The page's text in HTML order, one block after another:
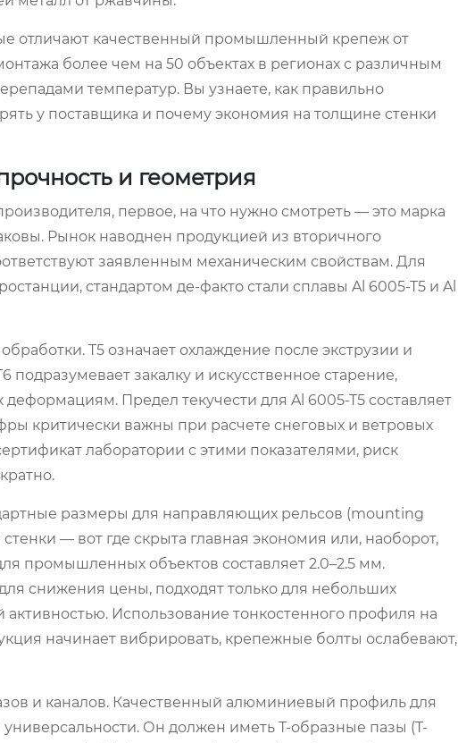
отличают качественный промышленный крепеж от
более чем на 50 объектах в регионах с различным
температур. Вы узнаете, как правильно
у поставщика и почему экономия на толщине стенки
и геометрия
первое, на что нужно смотреть — это марка
Рынок наводнен продукцией из вторичного
заявленным механическим свойствам. Для
стандартом де-факто стали сплавы Al 6005-T5 и Al
T5 означает охлаждение после экструзии и
подразумевает закалку и искусственное старение,
Предел текучести для Al 6005-T5 составляет
критически важны при расчете снеговых и ветровых
лаборатории с этими показателями, риск
размеры для направляющих рельсов (mounting
— вот где скрыта главная экономия или, наоборот,
промышленных объектов составляет 2.0–2.5 мм.
снижения цены, подходят только для небольших
Использование тонкостенного профиля на
начинает вибрировать, крепежные болты ослабевают,
и каналов. Качественный алюминиевый профиль для
универсальности. Он должен иметь Т-образные пазы (T-